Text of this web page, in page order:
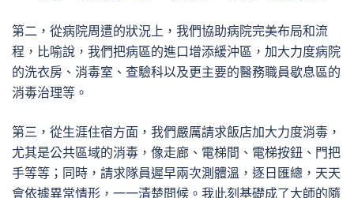
第二，從病院周遭的狀況上，我們協助病院完美布局和流
程，比喻說，我們把病區的進口增添緩沖區，加大力度病院
的洗衣房、消毒室、查驗科以及更主要的醫務職員歇息區的
消毒治理等。
第三，從生涯住宿方面，我們嚴厲請求飯店加大力度消毒，
尤其是公共區域的消毒，像走廊、電梯間、電梯按鈕、門把
手等等；同時，請求隊員遲早兩次測體溫，逐日匯總，天天
會依據異常情形，一一清楚問候。我此刻基礎成了大師的隨